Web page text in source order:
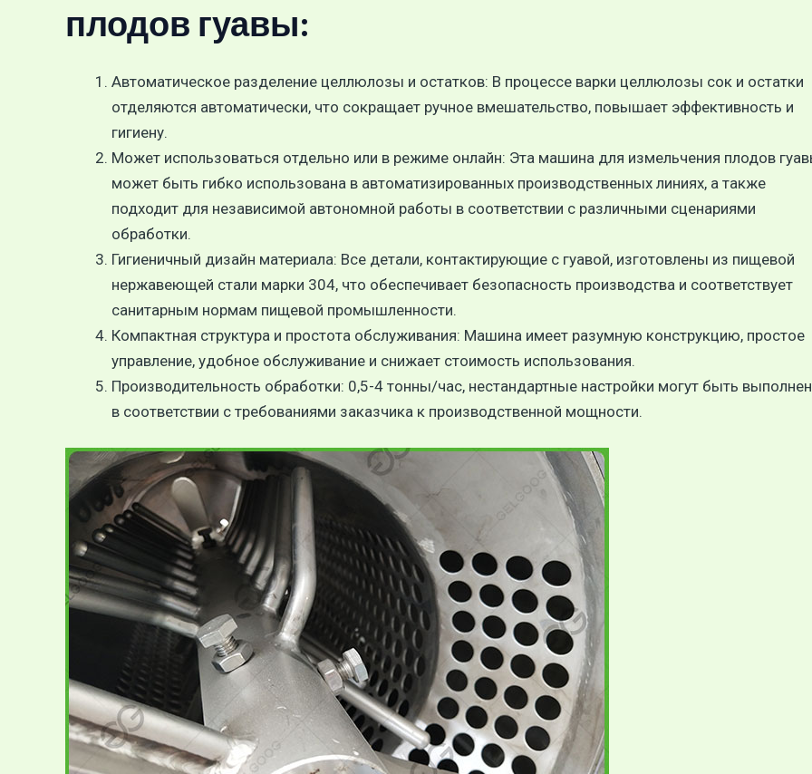
плодов гуавы:
Автоматическое разделение целлюлозы и остатков: В процессе варки целлюлозы сок и остатки
отделяются автоматически, что сокращает ручное вмешательство, повышает эффективность и
гигиену.
Может использоваться отдельно или в режиме онлайн: Эта машина для измельчения плодов
может быть гибко использована в автоматизированных производственных линиях, а также
подходит для независимой автономной работы в соответствии с различными сценариями
обработки.
Гигиеничный дизайн материала: Все детали, контактирующие с гуавой, изготовлены из пищевой
нержавеющей стали марки 304, что обеспечивает безопасность производства и соответствует
санитарным нормам пищевой промышленности.
Компактная структура и простота обслуживания: Машина имеет разумную конструкцию, простое
управление, удобное обслуживание и снижает стоимость использования.
Производительность обработки: 0,5-4 тонны/час, нестандартные настройки могут быть
в соответствии с требованиями заказчика к производственной мощности.